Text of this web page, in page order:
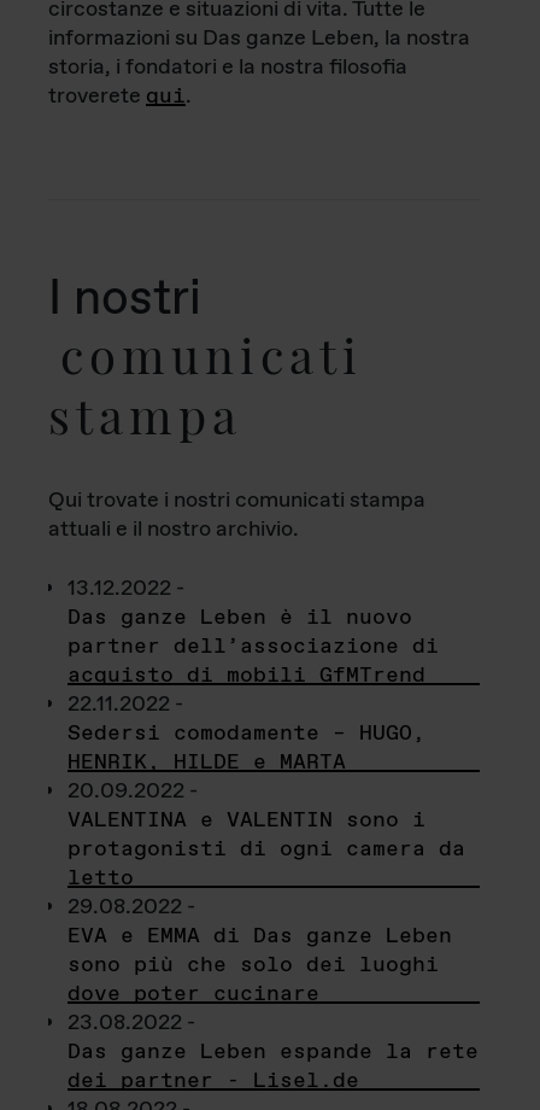
circostanze e situazioni di vita. Tutte le
informazioni su Das ganze Leben, la nostra
storia, i fondatori e la nostra filosofia
troverete qui.
I nostri
comunicati
stampa
Qui trovate i nostri comunicati stampa
attuali e il nostro archivio.
13.12.2022 -
Das ganze Leben è il nuovo
partner dell’associazione di
acquisto di mobili GfMTrend
22.11.2022 -
Sedersi comodamente – HUGO,
HENRIK, HILDE e MARTA
20.09.2022 -
VALENTINA e VALENTIN sono i
protagonisti di ogni camera da
letto
29.08.2022 -
EVA e EMMA di Das ganze Leben
sono più che solo dei luoghi
dove poter cucinare
23.08.2022 -
Das ganze Leben espande la rete
dei partner - Lisel.de